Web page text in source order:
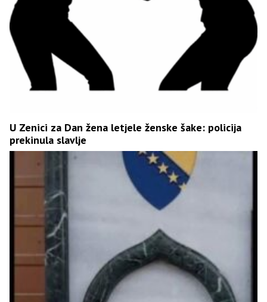
U Zenici za Dan žena letjele ženske šake: policija
prekinula slavlje